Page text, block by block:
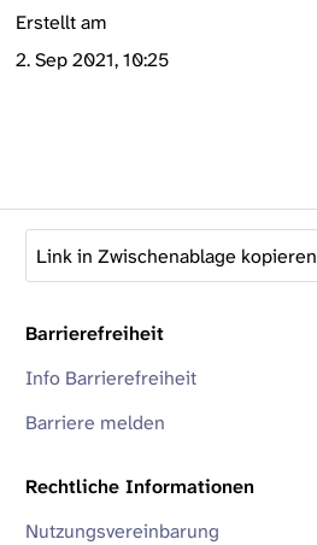
Erstellt am
2. Sep 2021, 10:25
Link in Zwischenablage kopieren
Barrierefreiheit
Info Barrierefreiheit
Barriere melden
Rechtliche Informationen
Nutzungsvereinbarung